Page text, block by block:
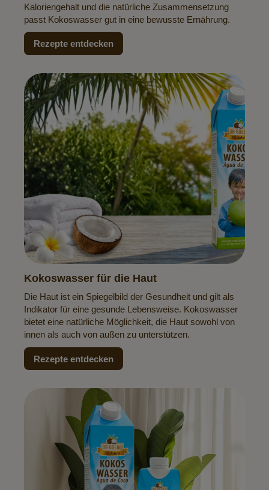
Kaloriengehalt und die natürliche Zusammensetzung
passt Kokoswasser gut in eine bewusste Ernährung.
Rezepte entdecken
Kokoswasser für die Haut
Die Haut ist ein Spiegelbild der Gesundheit und gilt als
Indikator für eine gesunde Lebensweise. Kokoswasser
bietet eine natürliche Möglichkeit, die Haut sowohl von
innen als auch von außen zu unterstützen.
Rezepte entdecken